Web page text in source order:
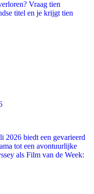
Vraag tien
titel en je krijgt tien
2026 biedt een gevarieerd
tot een avontuurlijke
als Film van de Week: